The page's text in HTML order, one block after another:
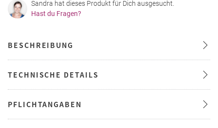
Sandra hat dieses Produkt für Dich ausgesucht.
Hast du Fragen?
BESCHREIBUNG
TECHNISCHE DETAILS
PFLICHTANGABEN